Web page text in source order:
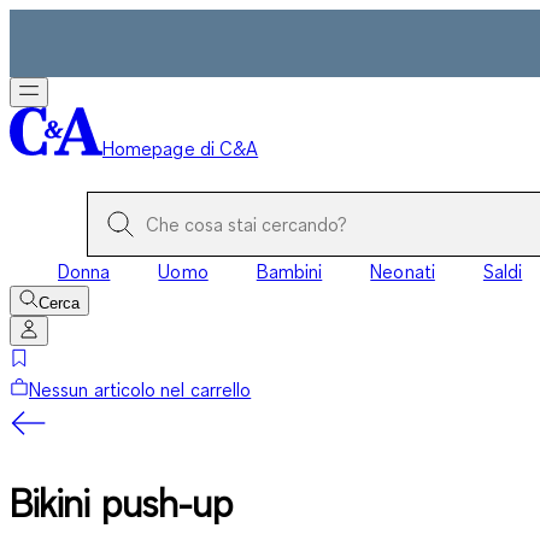
Homepage di C&A
Donna Uomo Bambini Neonati Saldi
Cerca
Nessun articolo nel carrello
Bikini push-up